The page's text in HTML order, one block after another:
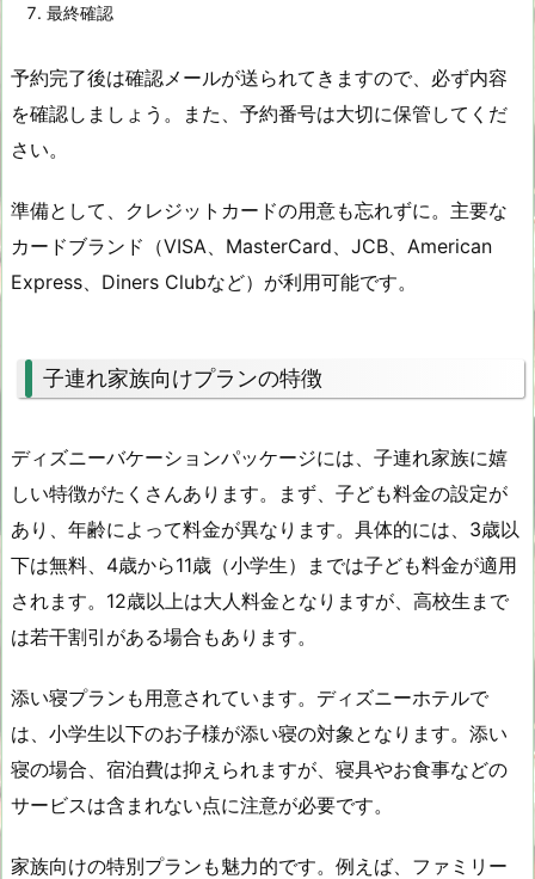
最終確認
予約完了後は確認メールが送られてきますので、必ず内容
を確認しましょう。また、予約番号は大切に保管してくだ
さい。
準備として、クレジットカードの用意も忘れずに。主要な
カードブランド（VISA、MasterCard、JCB、American
Express、Diners Clubなど）が利用可能です。
子連れ家族向けプランの特徴
ディズニーバケーションパッケージには、子連れ家族に嬉
しい特徴がたくさんあります。まず、子ども料金の設定が
あり、年齢によって料金が異なります。具体的には、3歳以
下は無料、4歳から11歳（小学生）までは子ども料金が適用
されます。12歳以上は大人料金となりますが、高校生まで
は若干割引がある場合もあります。
添い寝プランも用意されています。ディズニーホテルで
は、小学生以下のお子様が添い寝の対象となります。添い
寝の場合、宿泊費は抑えられますが、寝具やお食事などの
サービスは含まれない点に注意が必要です。
家族向けの特別プランも魅力的です。例えば、ファミリー